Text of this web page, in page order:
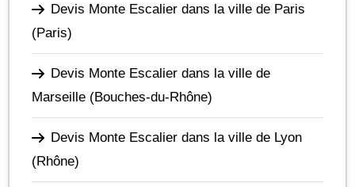
Devis Monte Escalier dans la ville de Paris
(Paris)
Devis Monte Escalier dans la ville de
Marseille (Bouches-du-Rhône)
Devis Monte Escalier dans la ville de Lyon
(Rhône)